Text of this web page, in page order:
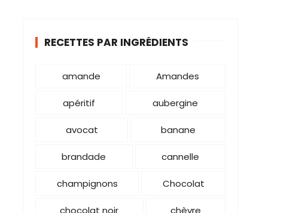
RECETTES PAR INGRÉDIENTS
amande Amandes
apéritif aubergine
avocat banane
brandade cannelle
champignons Chocolat
chocolat noir chèvre